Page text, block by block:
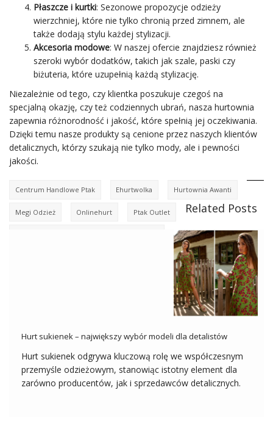
Płaszcze i kurtki: Sezonowe propozycje odzieży
wierzchniej, które nie tylko chronią przed zimnem, ale
także dodają stylu każdej stylizacji.
Akcesoria modowe: W naszej ofercie znajdziesz również
szeroki wybór dodatków, takich jak szale, paski czy
biżuteria, które uzupełnią każdą stylizację.
Niezależnie od tego, czy klientka poszukuje czegoś na
specjalną okazję, czy też codziennych ubrań, nasza hurtownia
zapewnia różnorodność i jakość, które spełnią jej oczekiwania.
Dzięki temu nasze produkty są cenione przez naszych klientów
detalicznych, którzy szukają nie tylko mody, ale i pewności
jakości.
Centrum Handlowe Ptak Ehurtwolka Hurtownia Awanti
Megi Odzież Onlinehurt Ptak Outlet Related Posts
Hurt sukienek – największy wybór modeli dla detalistów
Hurt sukienek odgrywa kluczową rolę we współczesnym
przemyśle odzieżowym, stanowiąc istotny element dla
zarówno producentów, jak i sprzedawców detalicznych.